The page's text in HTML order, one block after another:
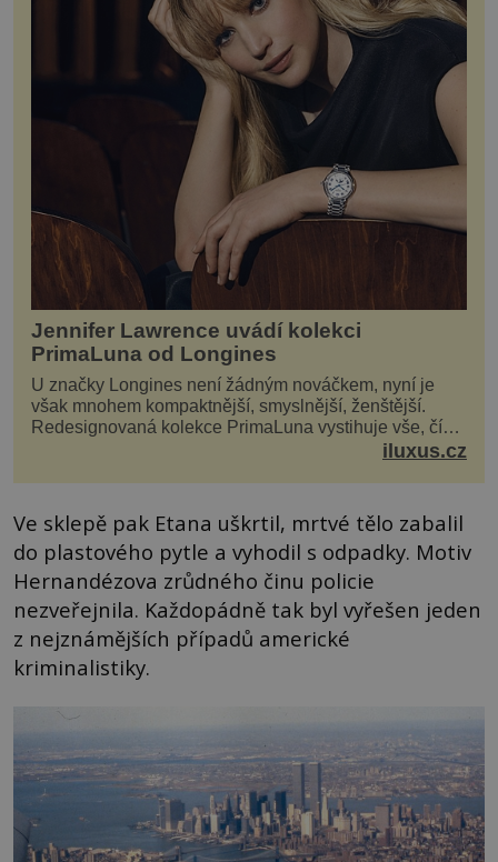
Jennifer Lawrence uvádí kolekci
PrimaLuna od Longines
U značky Longines není žádným nováčkem, nyní je
však mnohem kompaktnější, smyslnější, ženštější.
Redesignovaná kolekce PrimaLuna vystihuje vše, čím
je značka Longines dnes a čím byla i před sto dvacet...
iluxus.cz
Ve sklepě pak Etana uškrtil, mrtvé tělo zabalil
do plastového pytle a vyhodil s odpadky. Motiv
Hernandézova zrůdného činu policie
nezveřejnila. Každopádně tak byl vyřešen jeden
z nejznámějších případů americké
kriminalistiky.